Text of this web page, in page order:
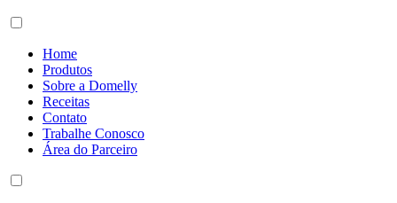
Home
Produtos
Sobre a Domelly
Receitas
Contato
Trabalhe Conosco
Área do Parceiro